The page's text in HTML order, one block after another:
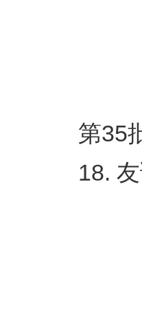
第35批
18. 友